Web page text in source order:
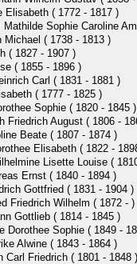
Elisabeth ( 1772 - 1817 )
Mathilde Sophie Caroline
Michael ( 1738 - 1813 )
( 1827 - 1907 )
( 1855 - 1896 )
Carl ( 1831 - 1881 )
( 1777 - 1825 )
Sophie ( 1820 - 1845 )
Friedrich August ( 1806 -
Beate ( 1807 - 1874 )
Elisabeth ( 1822 -
Lisette Louise (
Ernst ( 1840 - 1894 )
Gottfried ( 1831 - 1904 )
Friedrich Wilhelm ( 1872 - )
Gottlieb ( 1814 - 1845 )
Dorothee Sophie ( 1849 -
Alwine ( 1843 - 1864 )
Carl Friedrich ( 1801 - 1848 )